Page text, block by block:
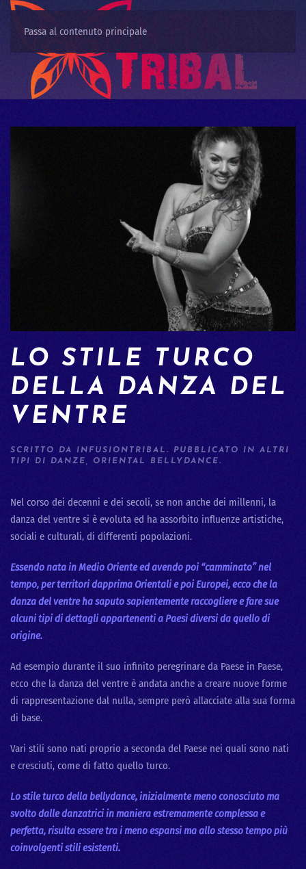
Passa al contenuto principale
LO STILE TURCO
DELLA DANZA DEL
VENTRE
SCRITTO DA INFUSIONTRIBAL . PUBBLICATO IN ALTRI
TIPI DI DANZE
ORIENTAL BELLYDANCE.
Nel corso dei decenni e dei secoli, se non anche dei millenni, la
danza del ventre si è evoluta ed ha assorbito influenze artistiche,
sociali e culturali, di differenti popolazioni.
Essendo nata in Medio Oriente ed avendo poi “camminato” nel
tempo, per territori dapprima Orientali e poi Europei, ecco che la
danza del ventre ha saputo sapientemente raccogliere e fare sue
alcuni tipi di dettagli appartenenti a Paesi diversi da quello di
origine.
Ad esempio durante il suo infinito peregrinare da Paese in Paese,
ecco che la danza del ventre è andata anche a creare nuove forme
di rappresentazione dal nulla, sempre però allacciate alla sua forma
di base.
Vari stili sono nati proprio a seconda del Paese nei quali sono nati
e cresciuti, come di fatto quello turco.
Lo stile turco della bellydance, inizialmente meno conosciuto ma
svolto dalle danzatrici in maniera estremamente complessa e
perfetta, risulta essere tra i meno espansi ma allo stesso tempo più
coinvolgenti stili esistenti.